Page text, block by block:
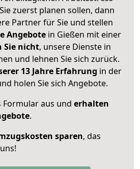
zuerst planen sollen, dann
Partner für Sie und stellen
Angebote in Gießen mit einer
Sie nicht, unsere Dienste in
und lehnen Sie sich zurück.
13 Jahre Erfahrung in der
holen Sie sich Angebote.
Formular aus und erhalten
.
sparen, das